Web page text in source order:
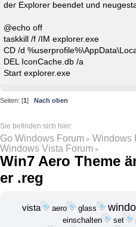
der Explorer beendet und
@echo off
taskkill /f /IM explorer.exe
CD /d
DEL IconCache.db /a
Start explorer.exe
Seiten: [1] Nach oben
Go Windows Forum » Windows
Windows Vista Forum »
Win7 Aero Theme
er .reg
vista aero glass
einschalten set